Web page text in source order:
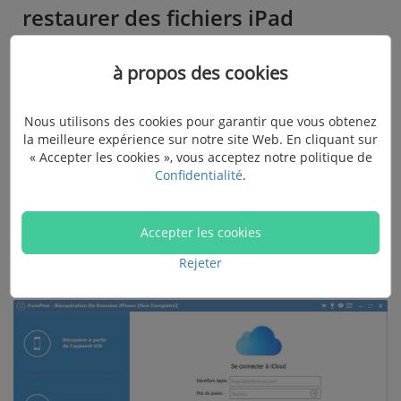
restaurer des fichiers iPad
Étape 1 : Connectez-vous à votre compte
Exécutez le logiciel sur l'ordinateur après l'installation,
et cliquez sur « Récupération De Données iPhone ».
sauvegarde iCloud » dans les modes disponibles de
récupération. Maintenant, connectez-vous compte
iCloud en entrant l'identifiant Apple et mot de passe.
à propos des cookies
Nous utilisons des cookies pour garantir que vous obtenez
la meilleure expérience sur notre site Web. En cliquant sur
« Accepter les cookies », vous acceptez notre politique de
Confidentialité.
Accepter les cookies
Rejeter